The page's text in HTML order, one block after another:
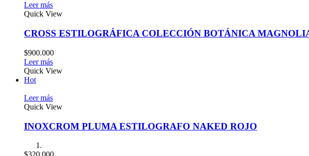
Leer más
Quick View
CROSS ESTILOGRÁFICA COLECCIÓN BOTÁNICA
$900.000
Leer más
Quick View
Hot
Leer más
Quick View
INOXCROM PLUMA ESTILOGRAFO NAKED ROJO